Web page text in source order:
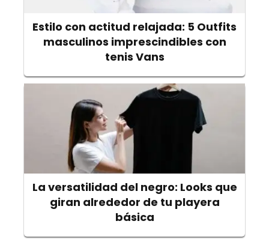
Estilo con actitud relajada: 5 Outfits
masculinos imprescindibles con
tenis Vans
La versatilidad del negro: Looks que
giran alrededor de tu playera
básica